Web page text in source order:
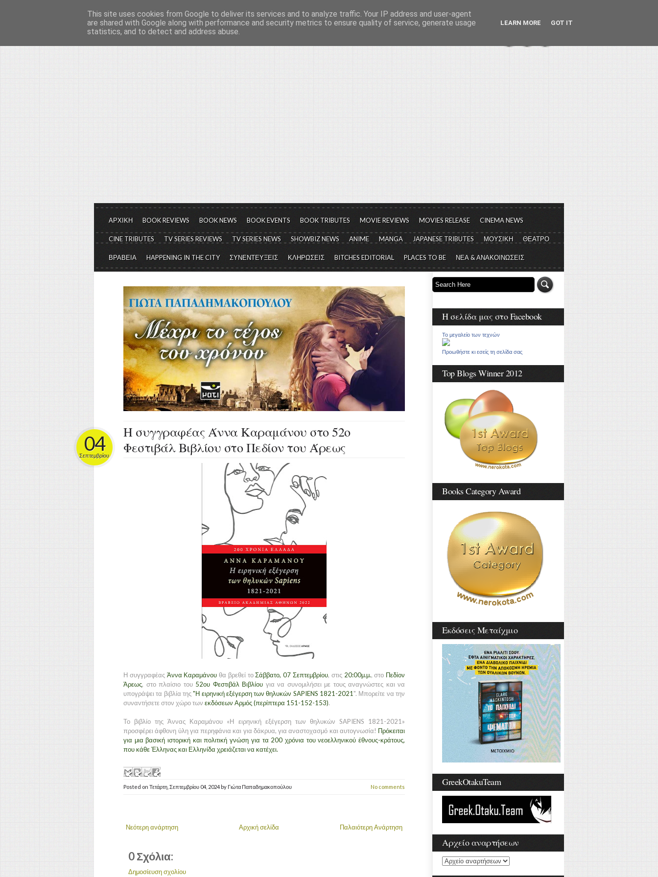
Το μεγαλείο των Τεχνών...
Είμαστε πάντα εδώ για να μιλάμε για τον πολιτισμό, σε κάθε του μορφή και έκταση...
ΑΡΧΙΚΗ BOOK REVIEWS BOOK NEWS BOOK EVENTS BOOK TRIBUTES MOVIE REVIEWS MOVIES RELEASE CINEMA NEWS
CINE TRIBUTES TV SERIES REVIEWS TV SERIES NEWS SHOWBIZ NEWS ANIME MANGA JAPANESE TRIBUTES ΜΟΥΣΙΚΗ ΘΕΑΤΡΟ
ΒΡΑΒΕΙΑ HAPPENING IN THE CITY ΣΥΝΕΝΤΕΥΞΕΙΣ ΚΛΗΡΩΣΕΙΣ BITCHES EDITORIAL PLACES TO BE ΝΕΑ & ΑΝΑΚΟΙΝΩΣΕΙΣ
Η συγγραφέας Άννα Καραμάνου στο 52ο
Φεστιβάλ Βιβλίου στο Πεδίον του Άρεως
04
Σεπτεμβρίου
Η συγγραφέας Άννα Καραμάνου θα βρεθεί τοΣάββατο, 07 Σεπτεμβρίου, στις 20:00μ.μ., στο Πεδίον
Άρεως, στο πλαίσιο του52ου Φεστιβάλ Βιβλίου για να συνομιλήσει με τους αναγνώστες και να
υπογράψει τα βιβλία της"Η ειρηνική εξέγερση των θηλυκών SAPIENS 1821-2021 ". Μπορείτε να την
συναντήσετε στον χώρο των εκδόσεων Αρμός (περίπτερα 151-152-153).
Το βιβλίο της Άννας Καραμάνου «Η ειρηνική εξέγερση των θηλυκών SAPIENS 1821-2021»
προσφέρει άφθονη ύλη για περηφάνια και για δάκρυα, για αναστοχασμό και αυτογνωσία! Πρόκειται
για μια βασική ιστορική και πολιτική γνώση για τα 200 χρόνια του νεοελληνικού έθνους-κράτους,
που κάθε Έλληνας και Ελληνίδα χρειάζεται να κατέχει.
Posted on Τετάρτη, Σεπτεμβρίου 04, 2024 by Γιώτα Παπαδημακοπούλου No comments
Νεότερη ανάρτηση Παλαιότερη Ανάρτηση
Αρχική σελίδα
0 Σχόλια:
Δημοσίευση σχολίου
Η σελίδα μας στο Facebook
Το μεγαλείο των τεχνών
Προωθήστε κι εσείς τη σελίδα σας
Top Blogs Winner 2012
Books Category Award
Εκδόσεις Μεταίχμιο
GreekOtakuTeam
Αρχείο αναρτήσεων
This site uses cookies from Google to deliver its services and to analyze traffic. Your IP address and user-agent
are shared with Google along with performance and security metrics to ensure quality of service, generate usage
statistics, and to detect and address abuse.
LEARN MORE GOT IT